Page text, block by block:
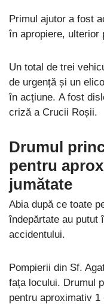
Primul ajutor a fost
în apropiere, ulterior
Un total de trei
de urgență și un
în acțiune. A fost
criză a Crucii Roșii.
Drumul
pentru
jumătate
Abia după ce toate
îndepărtate au putut
accidentului.
Pompierii din Sf.
fața locului. Drumul
pentru aproximativ